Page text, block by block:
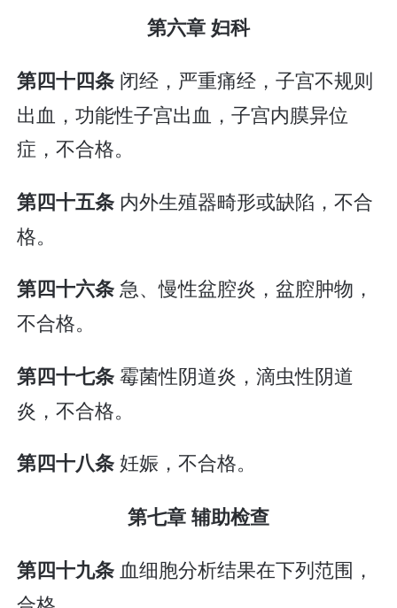
第六章 妇科
第四十四条 闭经，严重痛经，子宫不规则
出血，功能性子宫出血，子宫内膜异位
症，不合格。
第四十五条 内外生殖器畸形或缺陷，不合
格。
第四十六条急、慢性盆腔炎，盆腔肿物，
不合格。
第四十七条霉菌性阴道炎，滴虫性阴道
炎，不合格。
第四十八条妊娠，不合格。
第七章 辅助检查
第四十九条血细胞分析结果在下列范围，